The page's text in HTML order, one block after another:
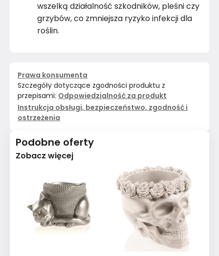
wszelką działalność szkodników, pleśni czy
grzybów, co zmniejsza ryzyko infekcji dla
roślin.
Prawa konsumenta
Szczegóły dotyczące zgodności produktu z
przepisami: Odpowiedzialność za produkt
Instrukcja obsługi, bezpieczeństwo, zgodność i
ostrzeżenia
Podobne oferty
Zobacz więcej